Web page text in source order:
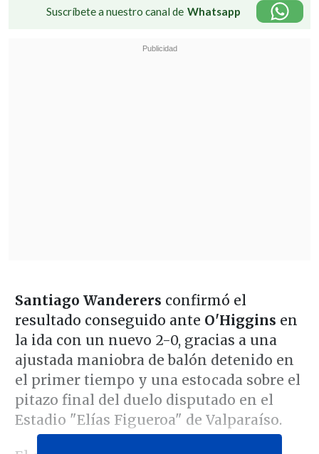
Suscríbete a nuestro canal de Whatsapp
Santiago Wanderers confirmó el
resultado conseguido ante O'Higgins en
la ida con un nuevo 2-0, gracias a una
ajustada maniobra de balón detenido en
el primer tiempo y una estocada sobre el
pitazo final del duelo disputado en el
Estadio "Elías Figueroa" de Valparaíso.